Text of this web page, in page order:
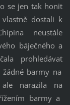
se jen tak honit
dostali k
ipina neustále
báječného a
prohledávat
barmy na
narazila na
barmy a